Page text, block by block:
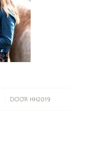
DOOR HH2019